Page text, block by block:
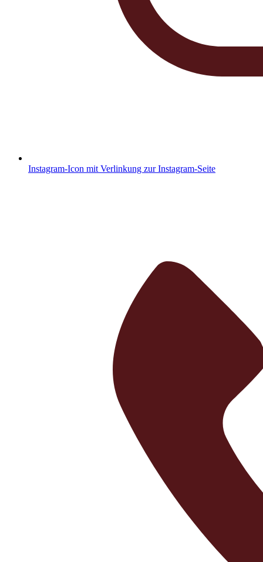
Instagram-Icon mit Verlinkung zur Instagram-Seite